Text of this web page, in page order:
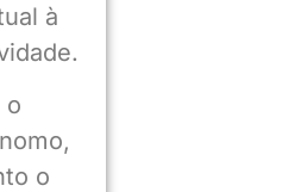
à
o
o